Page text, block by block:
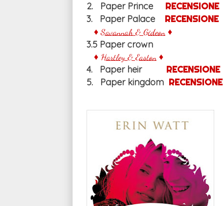
2. Paper Prince RECENSIONE
3. Paper Palace
RECENSIONE
♦Savannah & Gideon♦
3.5 Paper crown
♦ Hartley& Easton♦
4. Paper heir RECENSIONE
5. Paper kingdom RECENSIONE